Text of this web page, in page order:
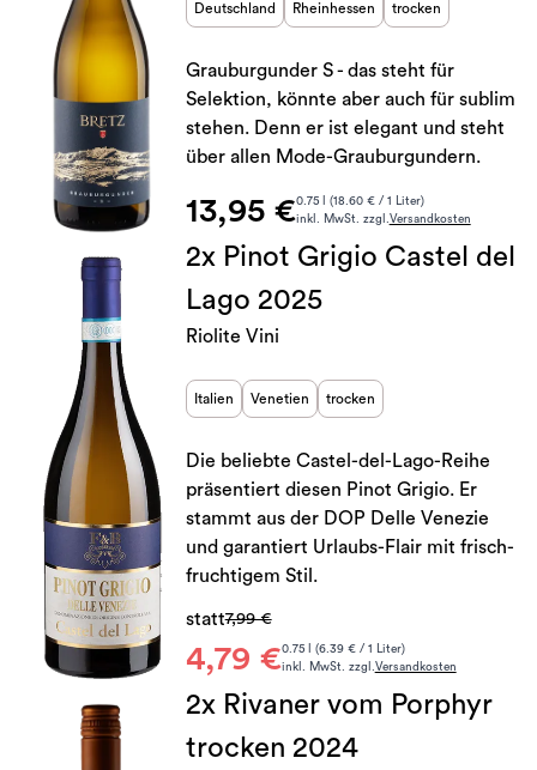
Deutschland Rheinhessen trocken
Grauburgunder S - das steht für
Selektion, könnte aber auch für sublim
stehen. Denn er ist elegant und steht
über allen Mode-Grauburgundern.
13,95 €0.75 l (18.60 € / 1 Liter)
inkl. MwSt. zzgl.Versandkosten
2x Pinot Grigio Castel del
Lago 2025
Riolite Vini
Italien Venetien trocken
Die beliebte Castel-del-Lago-Reihe
präsentiert diesen Pinot Grigio. Er
stammt aus der DOP Delle Venezie
und garantiert Urlaubs-Flair mit frisch-
fruchtigem Stil.
4,79 €
statt7,99 €
0.75 l (6.39 € / 1 Liter)
inkl. MwSt. zzgl.Versandkosten
2x Rivaner vom Porphyr
trocken 2024